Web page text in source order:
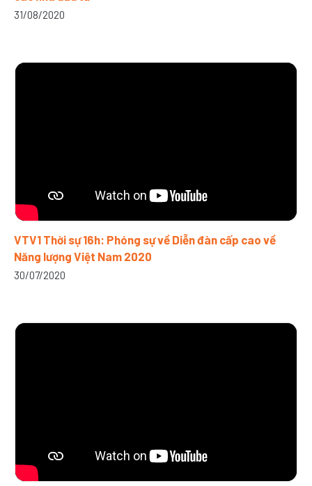
31/08/2020
VTV1 Thời sự 16h: Phóng sự về Diễn đàn cấp cao về
Năng lượng Việt Nam 2020
30/07/2020